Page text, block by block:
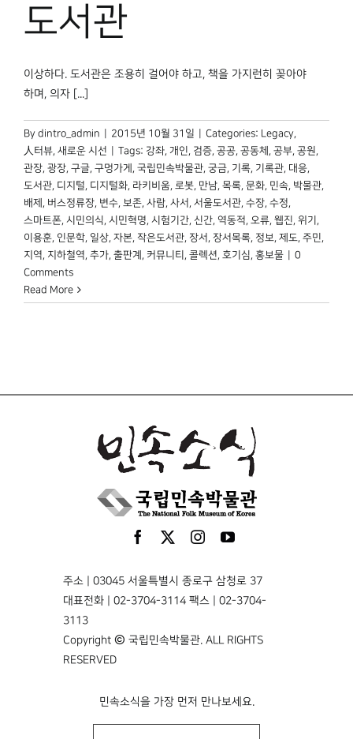
도서관
이상하다. 도서관은 조용히 걸어야 하고, 책을 가지런히 꽂아야
하며, 의자 [...]
By dintro_admin 2015년 10월 31일 Categories: Legacy,
人터뷰, 새로운 시선 Tags: 강좌, 개인, 검증, 공공, 공동체 , 공부, 공원,
관장, 광장, 구글, 구멍가게 , 국립민속박물관, 궁금, 기록, 기록관, 대응,
도서관, 디지털, 디지털화, 라키비움, 로봇, 만남, 목록, 문화, 민속, 박물관,
배제 , 버스정류장, 변수, 보존, 사람, 사서 , 서울도서관, 수장, 수정,
스마트폰, 시민의식, 시민혁명, 시험기간, 신간, 역동적, 오류, 웹진, 위기 ,
이용훈, 인문학, 일상, 자본, 작은도서관, 장서 , 장서목록, 정보, 제도, 주민,
지역, 지하철역, 추가, 출판계 , 커뮤니티 , 콜렉션, 호기심, 홍보물
0
Comments
Read More
주소 | 03045 서울특별시 종로구 삼청로 37
대표전화 | 02-3704-3114 팩스 | 02-3704-
3113
Copyright © 국립민속박물관. ALL RIGHTS
RESERVED
민속소식을 가장 먼저 만나보세요.